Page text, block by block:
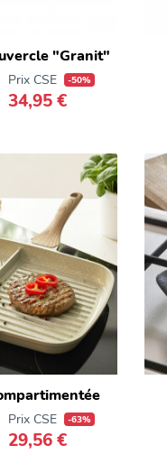
"Granit"
Prix CSE -50%
34,95 €
Prix CSE -63%
29,56 €